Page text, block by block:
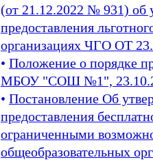
(от 21.12.2022 № 931) об
предоставления
организациях ЧГО ОТ
• Положение о порядке
МБОУ "СОШ №1",
• Постановление Об
предоставления
ограниченными
общеобразовательных